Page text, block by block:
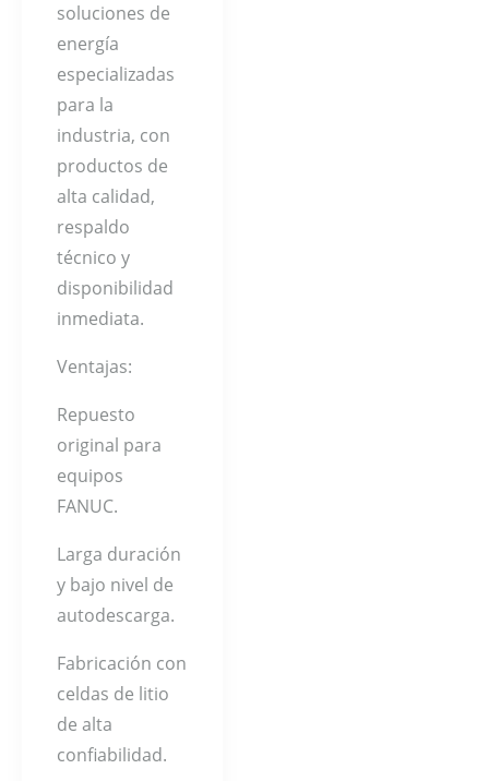
soluciones de
energía
especializadas
para la
industria, con
productos de
alta calidad,
respaldo
técnico y
disponibilidad
inmediata.
Ventajas:
Repuesto
original para
equipos
FANUC.
Larga duración
y bajo nivel de
autodescarga.
Fabricación con
celdas de litio
de alta
confiabilidad.